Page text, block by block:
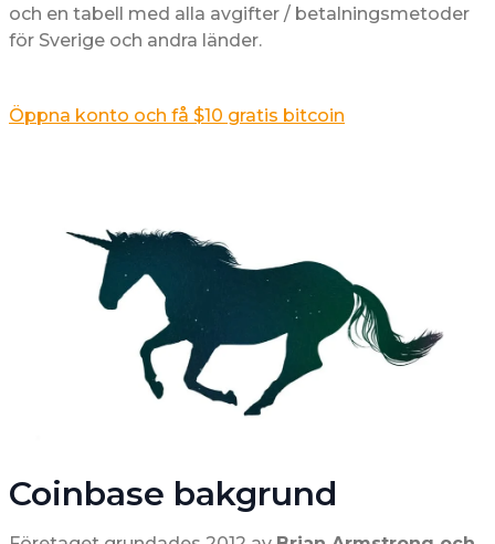
och en tabell med alla avgifter / betalningsmetoder
för Sverige och andra länder.
Öppna konto och få $10 gratis bitcoin
Coinbase bakgrund